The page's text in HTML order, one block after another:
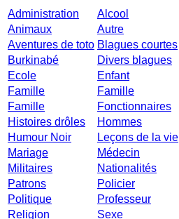
Administration
Alcool
Animaux
Autre
Aventures de toto Blagues courtes
Burkinabé
Divers blagues
Ecole
Enfant
Famille
Famille
Famille
Fonctionnaires
Histoires drôles
Hommes
Humour Noir
Leçons de la vie
Mariage
Médecin
Militaires
Nationalités
Patrons
Policier
Politique
Professeur
Religion
Sexe